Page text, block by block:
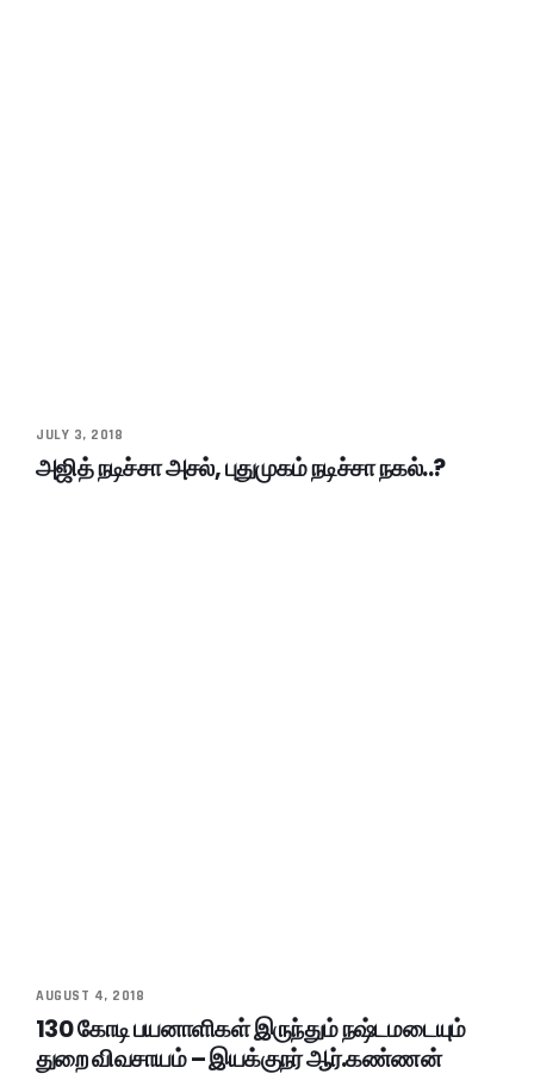
JULY 3, 2018
அஜித் நடிச்சா அசல், புதுமுகம் நடிச்சா நகல்..?
AUGUST 4, 2018
130 கோடி பயனாளிகள் இருந்தும் நஷ்டமடையும்
துறை விவசாயம் – இயக்குநர் ஆர்.கண்ணன்